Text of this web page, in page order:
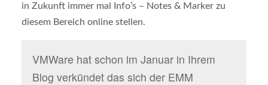
in Zukunft immer mal Info’s – Notes & Marker zu
diesem Bereich online stellen.
VMWare hat schon im Januar in Ihrem
Blog verkündet das sich der EMM